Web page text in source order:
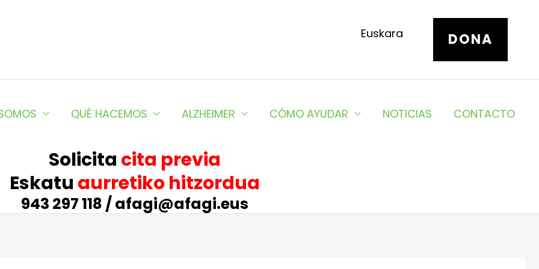
Euskara DONA
QUÉ HACEMOS ALZHEIMER CÓMO AYUDAR NOTICIAS CONTACTO
Solicita cita previa
Eskatu aurretiko hitzordua
943 297 118 / afagi@afagi.eus